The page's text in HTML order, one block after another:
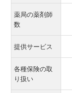
薬局の薬剤師
数
提供サービス
各種保険の取
り扱い